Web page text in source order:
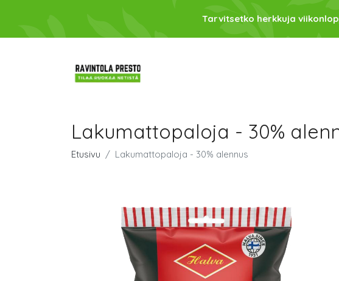
Tarvitsetko herkkuja
Lakumattopaloja - 30%
Etusivu Lakumattopaloja - 30% alennus